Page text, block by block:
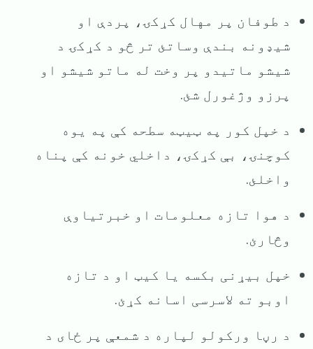
د طوفان پر مهال کړکۍ، پردې او
شیډونه بندې وساتئ تر څو د کړکۍ د
شیشو ماتیدو پر وخت له ماتو شیشو او
پرزو وژغورل شئ.
د خپل کور په ټیټه سطحه کې په یوه
کوچنۍ، بې کړکۍ، داخلي خونه کې پناه
واخلئ.
د هوا تازه معلومات او خبرتیاوې
وڅارئ.
خپل بیړنی بکسه یا کیټ او د تازه
اوبو ته لاسرسی اسانه کړئ.
د رڼا ورکولو لپاره د شمعې پر ځای د